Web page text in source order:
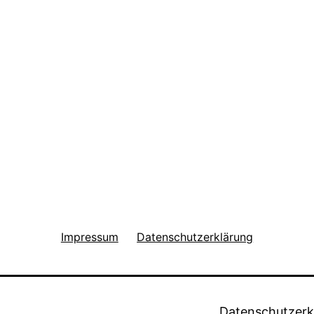
Impressum Datenschutzerklärung